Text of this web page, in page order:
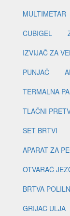
MULTIMETAR
CUBIGEL
IZVIJAČ ZA
PUNJAČ
TERMALNA
TLAČNI
SET BRTVI
APARAT ZA
OTVARAČ
BRTVA
GRIJAČ ULJA